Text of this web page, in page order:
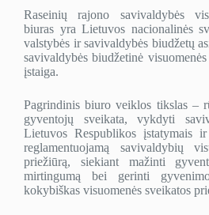
Raseinių rajono savivaldybės
biuras yra Lietuvos nacionalinės
valstybės ir savivaldybės biudžetų
savivaldybės biudžetinė
įstaiga.
Pagrindinis biuro veiklos tikslas –
gyventojų sveikata, vykdyti
Lietuvos Respublikos įstatymais
reglamentuojamą savivaldybių
priežiūrą, siekiant mažinti
mirtingumą bei gerinti
kokybiškas visuomenės sveikatos